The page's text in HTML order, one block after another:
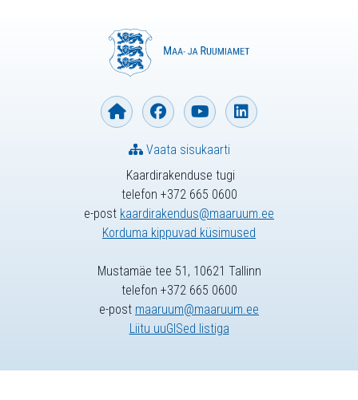
Kaardirakenduse tugi
telefon +372 665 0600
e-post kaardirakendus@maaruum.ee
Korduma kippuvad küsimused
Vaata sisukaarti
Mustamäe tee 51, 10621 Tallinn
telefon +372 665 0600
e-post maaruum@maaruum.ee
Liitu uuGISed listiga